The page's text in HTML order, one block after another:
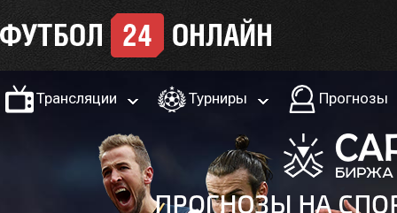
Трансляции Турниры Прогнозы